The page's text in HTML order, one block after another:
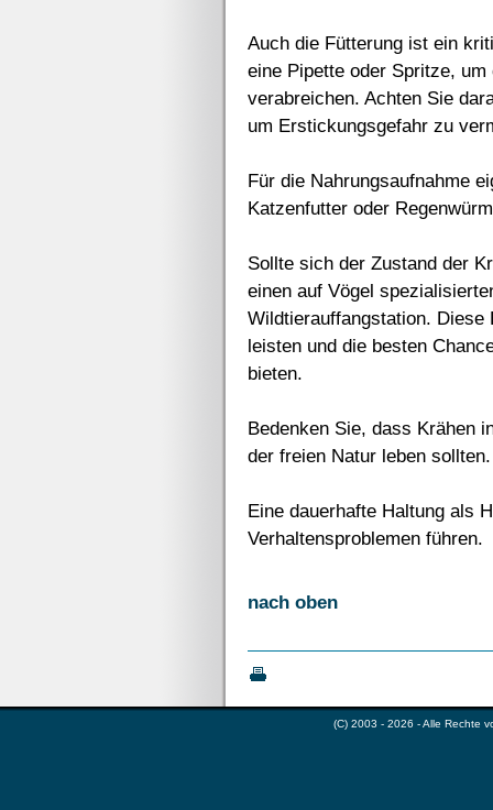
Auch die Fütterung ist ein
eine Pipette oder Spritze,
verabreichen. Achten Sie
um Erstickungsgefahr zu
Für die Nahrungsaufnahme
Katzenfutter oder
Sollte sich der Zustand der
einen auf Vögel
Wildtierauffangstation.
leisten und die besten
bieten.
Bedenken Sie, dass Krähen
der freien Natur leben sollten.
Eine dauerhafte Haltung als
Verhaltensproblemen führen.
nach oben
(C) 2003 - 2026 - Alle Rechte